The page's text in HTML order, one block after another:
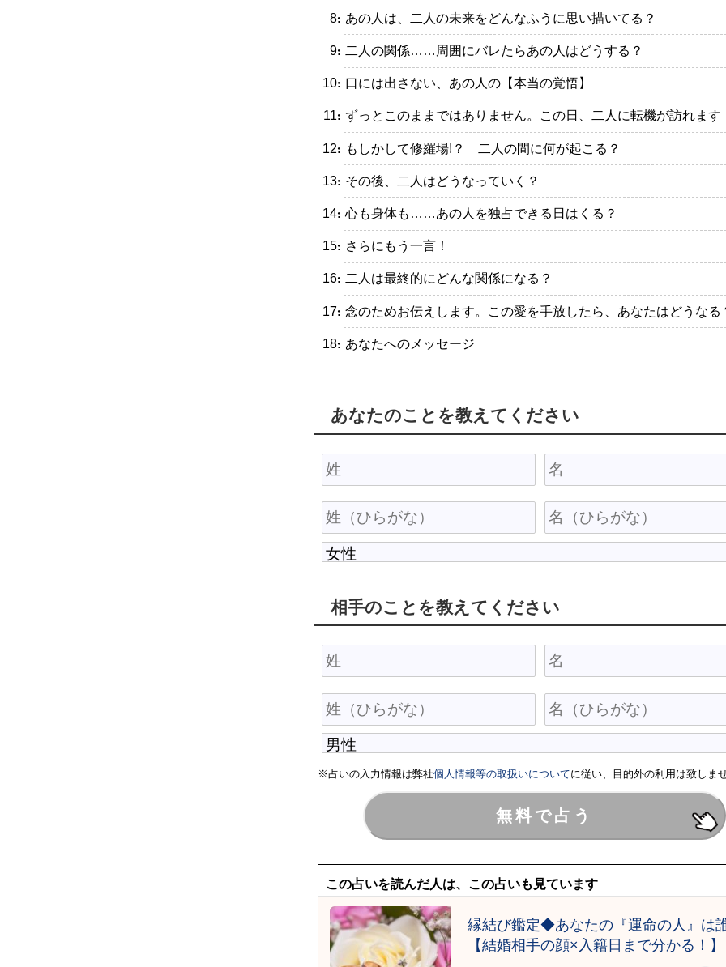
・あの人は、二人の未来をどんなふうに思い描いてる？
・二人の関係……周囲にバレたらあの人はどうする？
・口には出さない、あの人の【本当の覚悟】
・ずっとこのままではありません。この日、二人に転機が訪れます
・もしかして修羅場!？ 二人の間に何が起こる？
・その後、二人はどうなっていく？
・心も身体も……あの人を独占できる日はくる？
・さらにもう一言！
・二人は最終的にどんな関係になる？
・念のためお伝えします。この愛を手放したら、あなたはどうなる
・あなたへのメッセージ
あなたのことを教えてください
相手のことを教えてください
※占いの入力情報は弊社個人情報等の取扱いについてに従い、目的外の利用は致しま
この占いを読んだ人は、この占いも見ています
縁結び鑑定◆あなたの『運命の人』は
【結婚相手の顔×入籍日まで分かる！】